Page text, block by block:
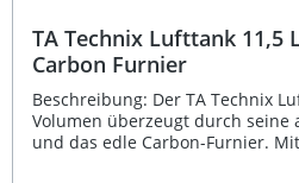
TA Technix Lufttank
Carbon Furnier
Beschreibung: Der TA Technix
Volumen überzeugt durch seine
und das edle Carbon-Furnier.